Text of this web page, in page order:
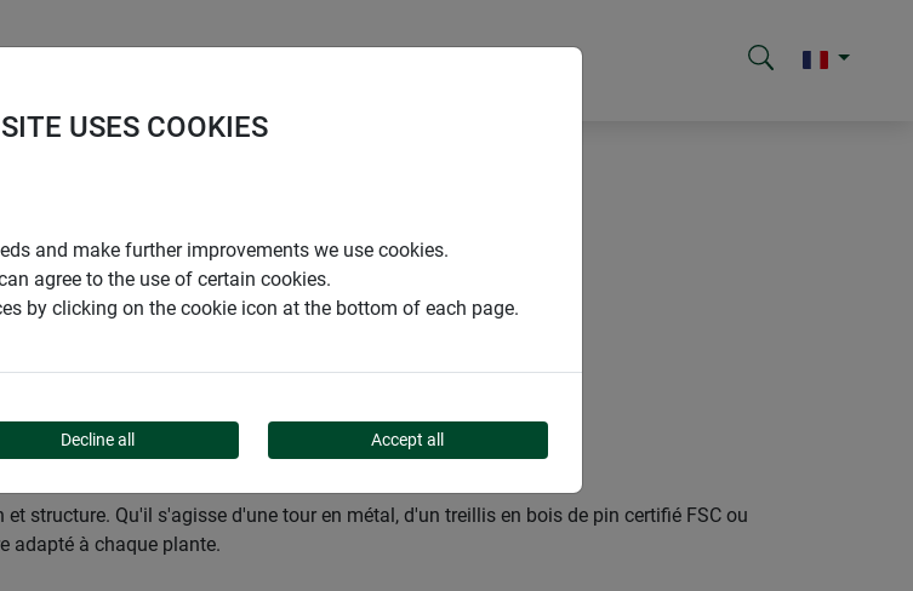
DE JARDIN
structure. Qu'il s'agisse d'une tour en métal, d'un treillis en bois de pin certifié FSC ou
adapté à chaque plante.
USES COOKIES
and make further improvements we use cookies.
agree to the use of certain cookies.
by clicking on the cookie icon at the bottom of each page.
Decline all Accept all